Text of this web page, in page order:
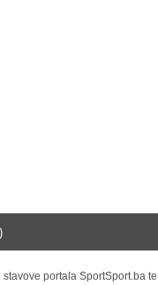
portala SportSport.ba te